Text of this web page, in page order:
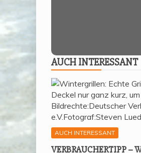
AUCH INTER­ES­SANT
AUCH INTERESSANT
VER­BRAU­CHER­TIPP –